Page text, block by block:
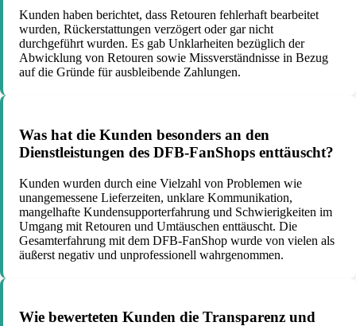
Kunden haben berichtet, dass Retouren fehlerhaft bearbeitet
wurden, Rückerstattungen verzögert oder gar nicht
durchgeführt wurden. Es gab Unklarheiten bezüglich der
Abwicklung von Retouren sowie Missverständnisse in Bezug
auf die Gründe für ausbleibende Zahlungen.
Was hat die Kunden besonders an den
Dienstleistungen des DFB-FanShops enttäuscht?
Kunden wurden durch eine Vielzahl von Problemen wie
unangemessene Lieferzeiten, unklare Kommunikation,
mangelhafte Kundensupporterfahrung und Schwierigkeiten im
Umgang mit Retouren und Umtäuschen enttäuscht. Die
Gesamterfahrung mit dem DFB-FanShop wurde von vielen als
äußerst negativ und unprofessionell wahrgenommen.
Wie bewerteten Kunden die Transparenz und